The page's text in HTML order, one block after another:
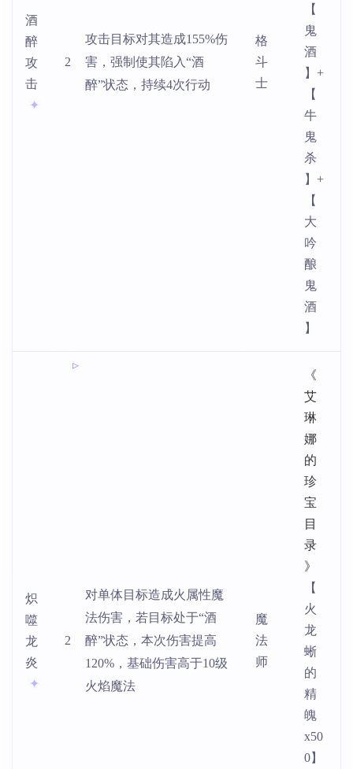
酒
醉
攻
击
2
攻击目标对其造成155%伤
害，强制使其陷入“酒
醉”状态，持续4次行动
格
斗
士
【
鬼
酒
】+
【
牛
鬼
杀
】+
【
大
吟
酿
鬼
酒
】
炽
噬
龙
炎
2
对单体目标造成火属性魔
法伤害，若目标处于“酒
醉”状态，本次伤害提高
120%，基础伤害高于10级
火焰魔法
魔
法
师
《
艾
琳
娜
的
珍
宝
目
录
》
【
火
龙
蜥
的
精
魄
x50
0】